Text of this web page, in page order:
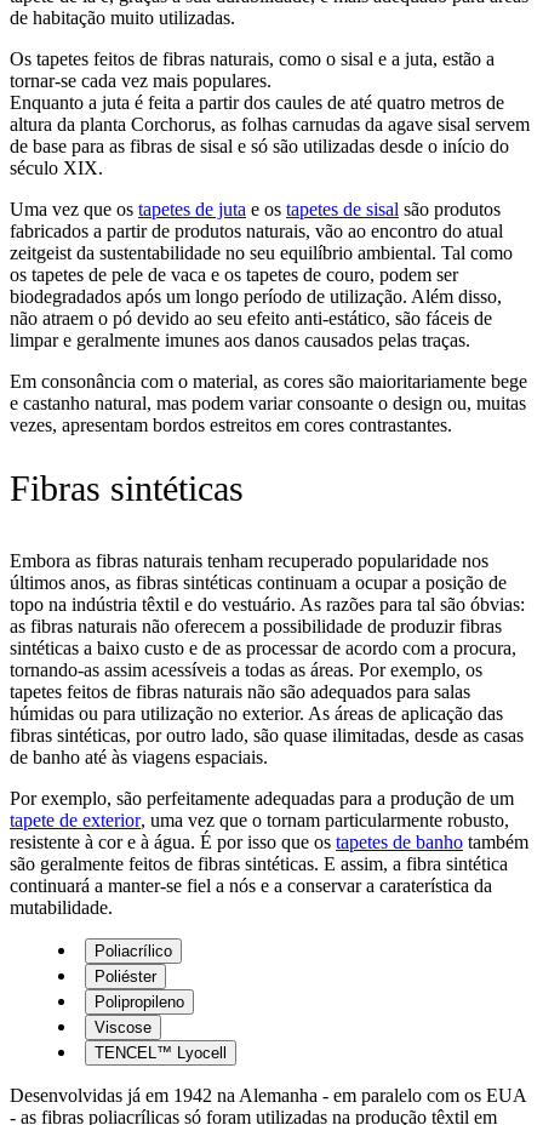
de habitação muito utilizadas.
Os tapetes feitos de fibras naturais, como o sisal e a juta, estão a
tornar-se cada vez mais populares.
Enquanto a juta é feita a partir dos caules de até quatro metros de
altura da planta Corchorus, as folhas carnudas da agave sisal servem
de base para as fibras de sisal e só são utilizadas desde o início do
século XIX.
Uma vez que os tapetes de juta e os tapetes de sisal são produtos
fabricados a partir de produtos naturais, vão ao encontro do atual
zeitgeist da sustentabilidade no seu equilíbrio ambiental. Tal como
os tapetes de pele de vaca e os tapetes de couro, podem ser
biodegradados após um longo período de utilização. Além disso,
não atraem o pó devido ao seu efeito anti-estático, são fáceis de
limpar e geralmente imunes aos danos causados pelas traças.
Em consonância com o material, as cores são maioritariamente bege
e castanho natural, mas podem variar consoante o design ou, muitas
vezes, apresentam bordos estreitos em cores contrastantes.
Fibras sintéticas
Embora as fibras naturais tenham recuperado popularidade nos
últimos anos, as fibras sintéticas continuam a ocupar a posição de
topo na indústria têxtil e do vestuário. As razões para tal são óbvias:
as fibras naturais não oferecem a possibilidade de produzir fibras
sintéticas a baixo custo e de as processar de acordo com a procura,
tornando-as assim acessíveis a todas as áreas. Por exemplo, os
tapetes feitos de fibras naturais não são adequados para salas
húmidas ou para utilização no exterior. As áreas de aplicação das
fibras sintéticas, por outro lado, são quase ilimitadas, desde as casas
de banho até às viagens espaciais.
Por exemplo, são perfeitamente adequadas para a produção de um
tapete de exterior, uma vez que o tornam particularmente robusto,
resistente à cor e à água. É por isso que os tapetes de banho também
são geralmente feitos de fibras sintéticas. E assim, a fibra sintética
continuará a manter-se fiel a nós e a conservar a caraterística da
mutabilidade.
Poliacrílico
Poliéster
Polipropileno
Viscose
TENCEL™ Lyocell
Desenvolvidas já em 1942 na Alemanha - em paralelo com os EUA
- as fibras poliacrílicas só foram utilizadas na produção têxtil em